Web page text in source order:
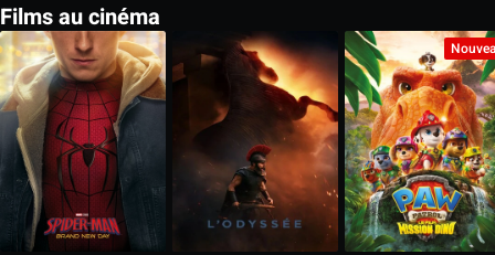
Films au cinéma